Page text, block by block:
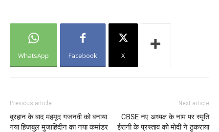
WhatsApp Facebook X
Previous article
बुरहान के बाद महमूद गजनवी को बनाया
गया हिजबुल मुजाहिदीन का नया कमांडर
Next article
CBSE नए अध्यक्ष के नाम पर स्मृति
ईरानी के प्रस्ताव को मोदी ने ठुकराया